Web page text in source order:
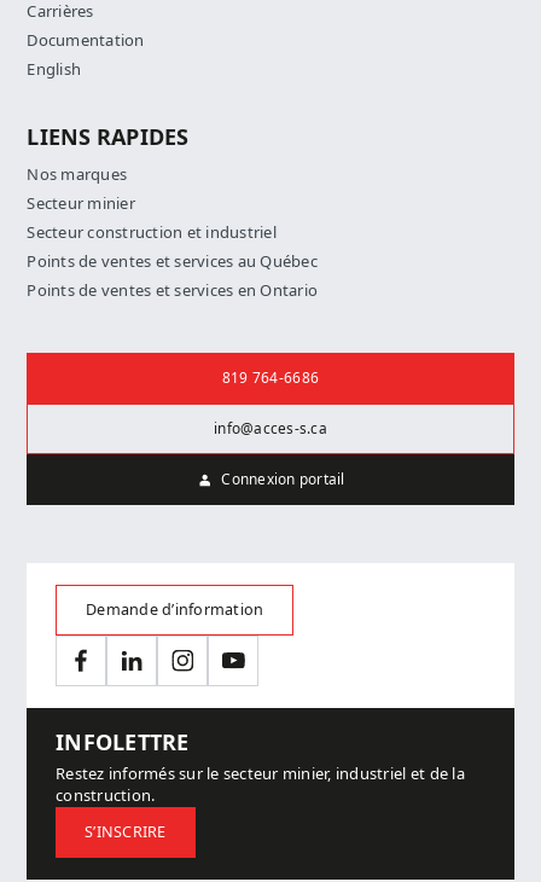
Carrières
Documentation
English
LIENS RAPIDES
Nos marques
Secteur minier
Secteur construction et industriel
Points de ventes et services au Québec
Points de ventes et services en Ontario
819 764-6686
info@acces-s.ca
Connexion portail
Demande d’information
FacebookLinkedInInstagramYouTube
INFOLETTRE
Restez informés sur le secteur minier, industriel et de la
construction.
S’INSCRIRE